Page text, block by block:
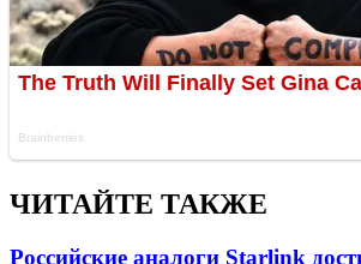
ЧИТАЙТЕ ТАКЖЕ
Российские аналоги Starlink